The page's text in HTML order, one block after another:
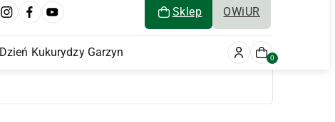
Sklep OWiUR
Dzień Kukurydzy Garzyn 0